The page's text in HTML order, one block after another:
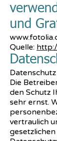
und
Quelle:
Datenschutz
Die
den Schutz
sehr ernst.
vertraulich
gesetzlichen